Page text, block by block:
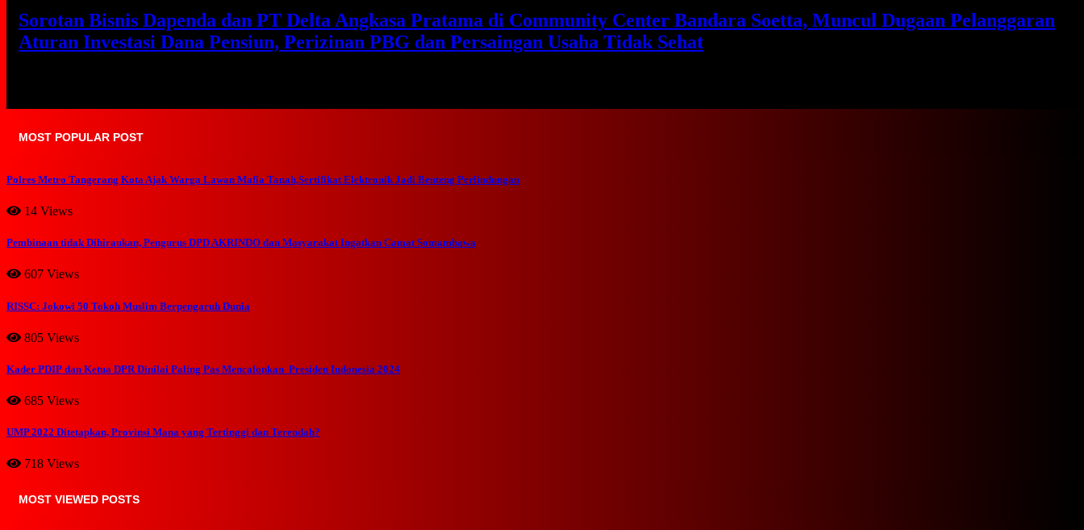
Sorotan Bisnis Dapenda dan PT Delta Angkasa Pratama di Community Center Bandara Soetta, Muncul Dugaan Pelanggaran
Aturan Investasi Dana Pensiun, Perizinan PBG dan Persaingan Usaha Tidak Sehat
MOST POPULAR POST
Polres Metro Tangerang Kota Ajak Warga Lawan Mafia Tanah,Sertifikat Elektronik Jadi Benteng Perlindungan
14 Views
Pembinaan tidak Dihiraukan, Pengurus DPD AKRINDO dan Masyarakat Ingatkan Camat Somambawa
607 Views
RISSC: Jokowi 50 Tokoh Muslim Berpengaruh Dunia
805 Views
Kader PDIP dan Ketua DPR Dinilai Paling Pas Mencalonkan Presiden Indonesia 2024
685 Views
UMP 2022 Ditetapkan, Provinsi Mana yang Tertinggi dan Terendah?
718 Views
MOST VIEWED POSTS